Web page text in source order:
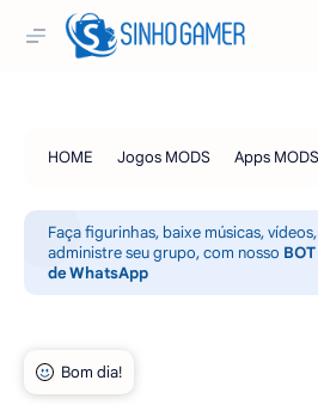
Faça figurinhas, baixe músicas, vídeos,
administre seu grupo, com nosso BOT
de WhatsApp